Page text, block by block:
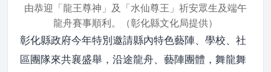
由恭迎「龍王尊神」及「水仙尊王」祈安眾生及端午
龍舟賽事順利。（彰化縣文化局提供）
彰化縣政府今年特別邀請縣內特色藝陣、學校、社
區團隊來共襄盛舉，沿途龍舟、藝陣團體，舞龍舞